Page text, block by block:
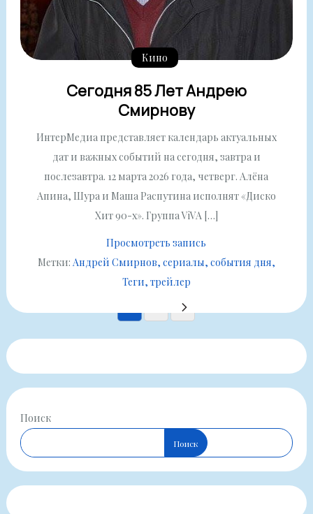
Кино
Сегодня 85 Лет Андрею
Смирнову
ИнтерМедиа представляет календарь актуальных
дат и важных событий на сегодня, завтра и
послезавтра. 12 марта 2026 года, четверг. Алёна
Апина, Шура и Маша Распутина исполнят «Диско
Хит 90-х». Группа ViVA […]
Просмотреть запись
Метки: Андрей Смирнов сериалы события дня
Теги трейлер
Пагинация
записей
Поиск
Поиск